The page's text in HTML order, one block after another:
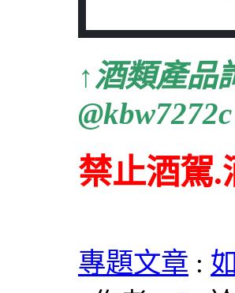
↑酒類產品
@kbw7272c
禁止酒駕.
專題文章 :